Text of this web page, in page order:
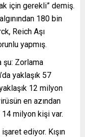
için gerekli” demiş.
180 bin
Reich Aşı
yapmış.
Zorlama
yaklaşık 57
12 milyon
en azından
milyon kişi var.
ediyor. Kışın